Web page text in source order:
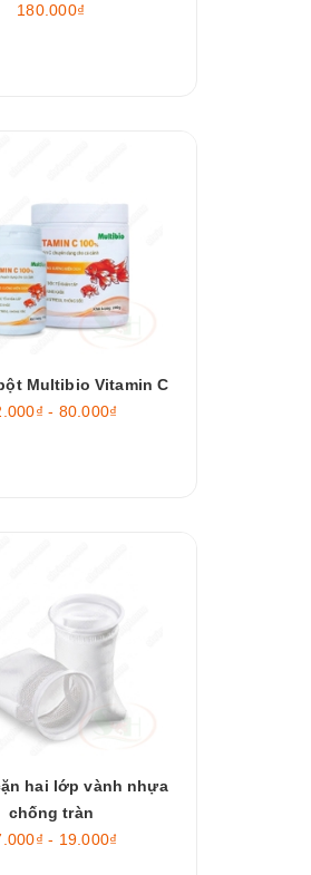
180.000₫
Multibio Vitamin C
- 80.000₫
hai lớp vành nhựa
chống tràn
- 19.000₫